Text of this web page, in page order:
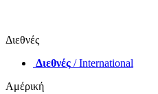
Διεθνές
Διεθνές / International
Αμέρική